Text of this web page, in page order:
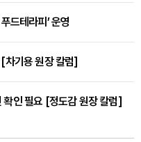
드테라피’ 운영
차기용 원장 칼럼]
확인 필요 [정도감 원장 칼럼]